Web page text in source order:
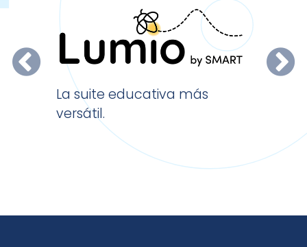
La suite educativa más
versátil.